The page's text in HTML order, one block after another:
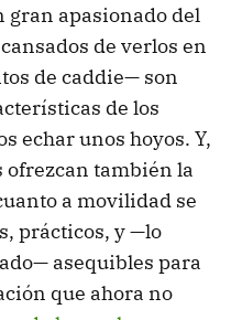
gran apasionado del
de verlos en
de caddie— son
de los
echar unos hoyos. Y,
ofrezcan también la
a movilidad se
prácticos, y —lo
asequibles para
que ahora no